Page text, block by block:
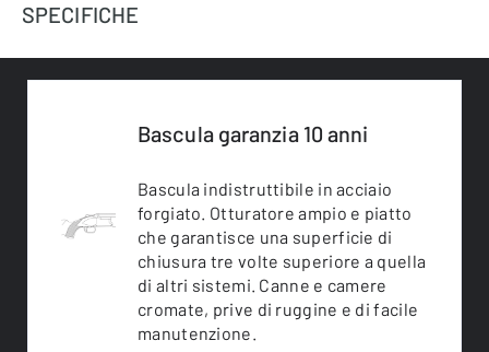
SPECIFICHE
Bascula garanzia 10 anni
Bascula indistruttibile in acciaio
forgiato. Otturatore ampio e piatto
che garantisce una superficie di
chiusura tre volte superiore a quella
di altri sistemi. Canne e camere
cromate, prive di ruggine e di facile
manutenzione.